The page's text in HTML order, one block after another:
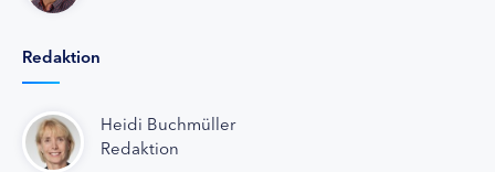
Redaktion
Heidi Buchmüller
Redaktion